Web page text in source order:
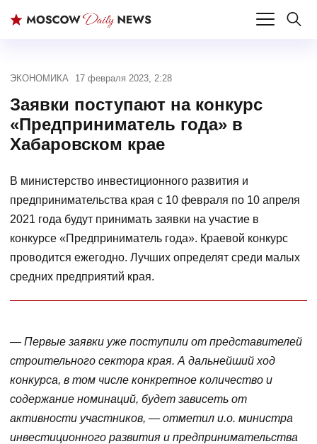
ЭКОНОМИКА 17 февраля 2023, 2:28
Заявки поступают на конкурс
«Предприниматель года» в
Хабаровском крае
В министерство инвестиционного развития и
предпринимательства края с 10 февраля по 10 апреля
2021 года будут принимать заявки на участие в
конкурсе «Предприниматель года». Краевой конкурс
проводится ежегодно. Лучших определят среди малых
средних предприятий края.
— Первые заявки уже поступили от представителей
строительного сектора края. А дальнейший ход
конкурса, в том числе конкретное количество и
содержание номинаций, будет зависеть от
активности участников, — отметил и.о. министра
инвестиционного развития и предпринимательства